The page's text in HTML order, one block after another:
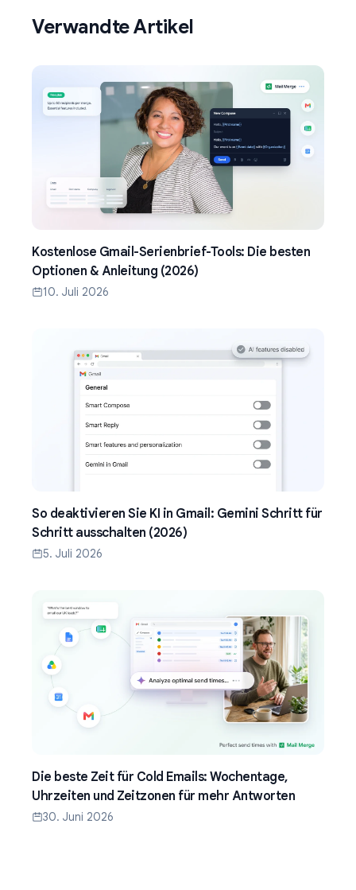
Verwandte Artikel
Kostenlose Gmail-Serienbrief-Tools: Die besten
Optionen & Anleitung (2026)
10. Juli 2026
So deaktivieren Sie KI in Gmail: Gemini Schritt für
Schritt ausschalten (2026)
5. Juli 2026
Die beste Zeit für Cold Emails: Wochentage,
Uhrzeiten und Zeitzonen für mehr Antworten
30. Juni 2026